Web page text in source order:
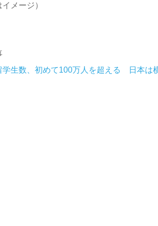
イメージ）
学生数、初めて100万人を超える 日本は